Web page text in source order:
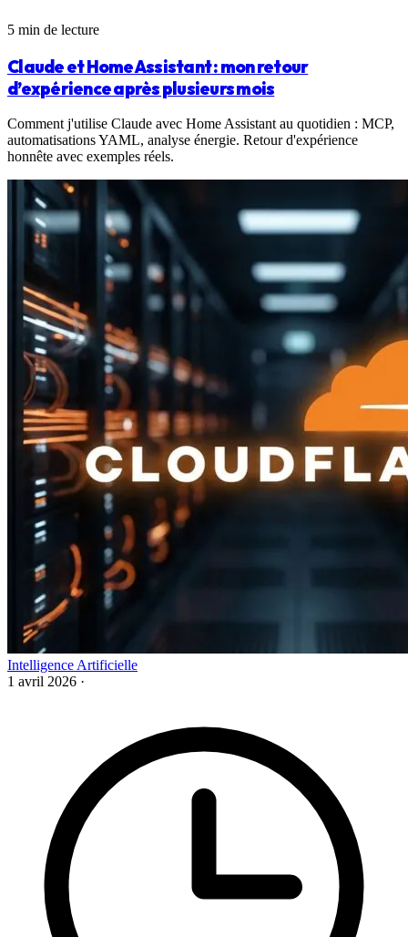
5 min de lecture
Claude et Home Assistant : mon retour
d’expérience après plusieurs mois
Comment j'utilise Claude avec Home Assistant au quotidien : MCP,
automatisations YAML, analyse énergie. Retour d'expérience
honnête avec exemples réels.
Intelligence Artificielle
1 avril 2026 ·